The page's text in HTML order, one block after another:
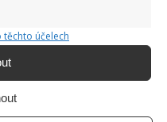
těchto účelech